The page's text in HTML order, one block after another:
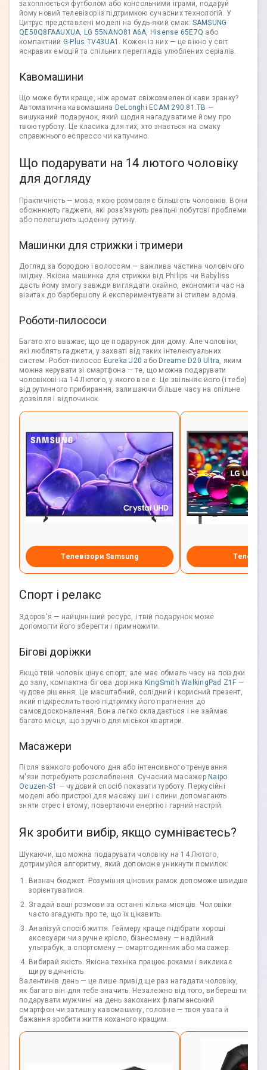
захоплюється футболом або консольними іграми, подаруй
йому новий телевізор із підтримкою сучасних технологій. У
Цитрус представлені моделі на будь-який смак: SAMSUNG
QE50Q8FAAUXUA, LG 55NANO81A6A, Hisense 65E7Q або
компактний G-Plus TV43UA1 . Кожен із них — це вікно у світ
яскравих емоцій та спільних переглядів улюблених серіалів.
Кавомашини
Що може бути краще, ніж аромат свіжозмеленої кави зранку?
Автоматична кавомашина DeLonghi ECAM 290.81.TB —
вишуканий подарунок, який щодня нагадуватиме йому про
твою турботу. Це класика для тих, хто знається на смаку
справжнього еспрессо чи капучино.
Що подарувати на 14 лютого чоловіку
для догляду
Практичність — мова, якою розмовляє більшість чоловіків. Вони
обожнюють гаджети, які розв’язують реальні побутові проблеми
або полегшують щоденну рутину.
Машинки для стрижки і тримери
Догляд за бородою і волоссям — важлива частина чоловічого
іміджу. Якісна машинка для стрижки від Philips чи Babyliss
дасть йому змогу завжди виглядати охайно, економити час на
візитах до барбершопу й експериментувати зі стилем вдома.
Роботи-пилососи
Багато хто вважає, що це подарунок для дому. Але чоловіки,
які люблять гаджети, у захваті від таких інтелектуальних
систем. Робот-пилосос Eureka J20 або Dreame D20 Ultra, яким
можна керувати зі смартфона — те, що можна подарувати
чоловікові на 14 Лютого, у якого все є. Це звільняє його (і тебе)
від рутинного прибирання, залишаючи більше часу на спільне
дозвілля і відпочинок.
Телевізори Samsung
Спорт і релакс
Здоров'я — найцінніший ресурс, і твій подарунок може
допомогти його зберегти і примножити.
Бігові доріжки
Якщо твій чоловік цінує спорт, але має обмаль часу на поїздки
до залу, компактна бігова доріжка KingSmith WalkingPad Z1F —
чудове рішення. Це масштабний, солідний і корисний презент,
який підкреслить твою підтримку його прагнення до
самовдосконалення. Вона легко складається і не займає
багато місця, що зручно для міської квартири.
Масажери
Після важкого робочого дня або інтенсивного тренування
м'язи потребують розслаблення. Сучасний масажер Naipo
Ocuzen-S1 — чудовий спосіб показати турботу. Перкусійні
моделі або пристрої для масажу шиї і спини допомагають
зняти стрес і втому, повертаючи енергію і гарний настрій.
Як зробити вибір, якщо сумніваєтесь?
Шукаючи, що можна подарувати чоловіку на 14 Лютого,
дотримуйся алгоритму, який допоможе уникнути помилок:
Визнач бюджет. Розуміння цінових рамок допоможе швидше
зорієнтуватися.
Згадай ваші розмови за останні кілька місяців. Чоловіки
часто згадують про те, що їх цікавить.
Аналізуй спосіб життя. Геймеру краще підібрати хороші
аксесуари чи зручне крісло, бізнесмену — надійний
ультрабук, а спортсмену — смартгодинник або масажер.
Вибирай якість. Якісна техніка працює роками і викликає
щиру вдячність.
Валентинів день — це лише привід ще раз нагадати чоловіку,
як багато він для тебе значить. Незалежно від того, вибереш ти
подарувати мужчині на день закоханих флагманський
смартфон чи затишну кавомашину, головне — твоя увага й
бажання зробити життя коханого кращим.